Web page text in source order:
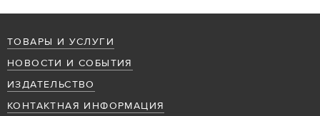
ТОВАРЫ И УСЛУГИ
НОВОСТИ И СОБЫТИЯ
ИЗДАТЕЛЬСТВО
КОНТАКТНАЯ ИНФОРМАЦИЯ